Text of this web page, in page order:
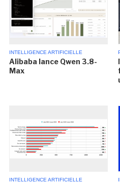
INTELLIGENCE ARTIFICIELLE
Alibaba lance Qwen 3.8-
Max
INTELLIGENCE ARTIFICIELLE